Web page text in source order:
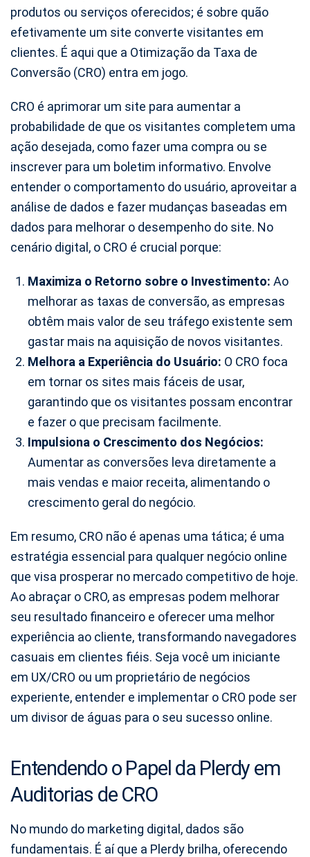
produtos ou serviços oferecidos; é sobre quão
efetivamente um site converte visitantes em
clientes. É aqui que a Otimização da Taxa de
Conversão (CRO) entra em jogo.
CRO é aprimorar um site para aumentar a
probabilidade de que os visitantes completem uma
ação desejada, como fazer uma compra ou se
inscrever para um boletim informativo. Envolve
entender o comportamento do usuário, aproveitar a
análise de dados e fazer mudanças baseadas em
dados para melhorar o desempenho do site. No
cenário digital, o CRO é crucial porque:
Maximiza o Retorno sobre o Investimento: Ao
melhorar as taxas de conversão, as empresas
obtêm mais valor de seu tráfego existente sem
gastar mais na aquisição de novos visitantes.
Melhora a Experiência do Usuário: O CRO foca
em tornar os sites mais fáceis de usar,
garantindo que os visitantes possam encontrar
e fazer o que precisam facilmente.
Impulsiona o Crescimento dos Negócios:
Aumentar as conversões leva diretamente a
mais vendas e maior receita, alimentando o
crescimento geral do negócio.
Em resumo, CRO não é apenas uma tática; é uma
estratégia essencial para qualquer negócio online
que visa prosperar no mercado competitivo de hoje.
Ao abraçar o CRO, as empresas podem melhorar
seu resultado financeiro e oferecer uma melhor
experiência ao cliente, transformando navegadores
casuais em clientes fiéis. Seja você um iniciante
em UX/CRO ou um proprietário de negócios
experiente, entender e implementar o CRO pode ser
um divisor de águas para o seu sucesso online.
Entendendo o Papel da Plerdy em
Auditorias de CRO
No mundo do marketing digital, dados são
fundamentais. É aí que a Plerdy brilha, oferecendo